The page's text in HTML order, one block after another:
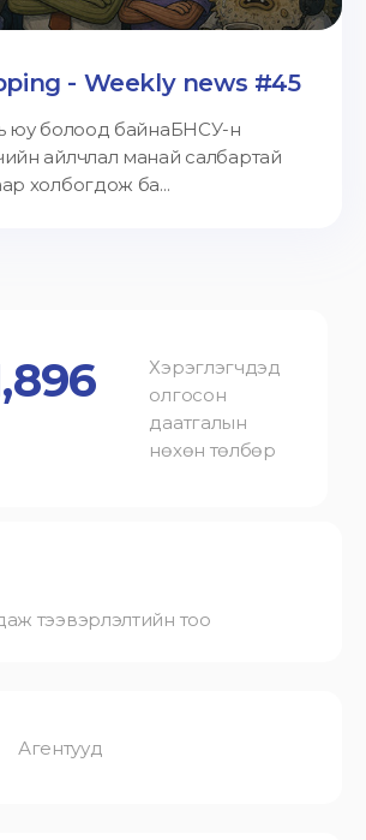
- Weekly news #45
юу болоод байнаБНСУ-н
айлчлал манай салбартай
холбогдож ба...
Хэрэглэгчдэд
олгосон
даатгалын
нөхөн төлбөр
тээвэрлэлтийн тоо
Агентууд